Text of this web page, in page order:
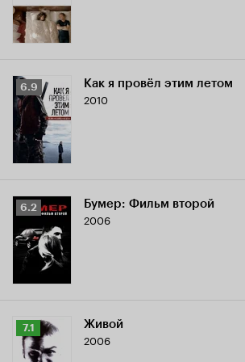
Рейтинг
Кинопоиска
6.9
6.9 Как я провёл этим летом
2010
Рейтинг
6.2
6.2 Бумер: Фильм второй
2006
Рейтинг
Кинопоиска
7.1
7.1 Живой
2006